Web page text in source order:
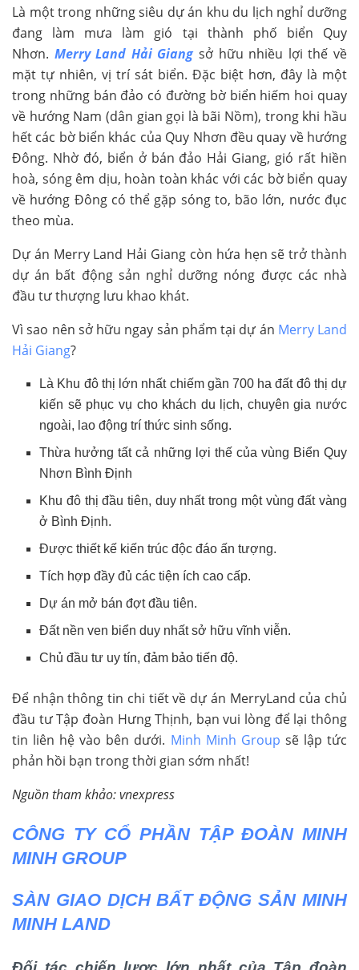
Là một trong những siêu dự án khu du lịch nghỉ dưỡng
đang làm mưa làm gió tại thành phố biển Quy
Nhơn. Merry Land Hải Giangsở hữu nhiều lợi thế về
mặt tự nhiên, vị trí sát biển. Đặc biệt hơn, đây là một
trong những bán đảo có đường bờ biển hiếm hoi quay
về hướng Nam (dân gian gọi là bãi Nồm), trong khi hầu
hết các bờ biển khác của Quy Nhơn đều quay về hướng
Đông. Nhờ đó, biển ở bán đảo Hải Giang, gió rất hiền
hoà, sóng êm dịu, hoàn toàn khác với các bờ biển quay
về hướng Đông có thể gặp sóng to, bão lớn, nước đục
theo mùa.
Dự án Merry Land Hải Giang còn hứa hẹn sẽ trở thành
dự án bất động sản nghỉ dưỡng nóng được các nhà
đầu tư thượng lưu khao khát.
Vì sao nên sở hữu ngay sản phẩm tại dự án Merry Land
Hải Giang?
Là Khu đô thị lớn nhất chiếm gần 700 ha đất đô thị dự
kiến sẽ phục vụ cho khách du lịch, chuyên gia nước
ngoài, lao động trí thức sinh sống.
Thừa hưởng tất cả những lợi thế của vùng Biển Quy
Nhơn Bình Định
Khu đô thị đầu tiên, duy nhất trong một vùng đất vàng
ở Bình Định.
Được thiết kế kiến trúc độc đáo ấn tượng.
Tích hợp đầy đủ các tiện ích cao cấp.
Dự án mở bán đợt đầu tiên.
Đất nền ven biển duy nhất sở hữu vĩnh viễn.
Chủ đầu tư uy tín, đảm bảo tiến độ.
Để nhận thông tin chi tiết về dự án MerryLand của chủ
đầu tư Tập đoàn Hưng Thịnh, bạn vui lòng để lại thông
tin liên hệ vào bên dưới. Minh Minh Group sẽ lập tức
phản hồi bạn trong thời gian sớm nhất!
Nguồn tham khảo: vnexpress
CÔNG TY CỔ PHẦN TẬP ĐOÀN MINH
MINH GROUP
SÀN GIAO DỊCH BẤT ĐỘNG SẢN MINH
MINH LAND